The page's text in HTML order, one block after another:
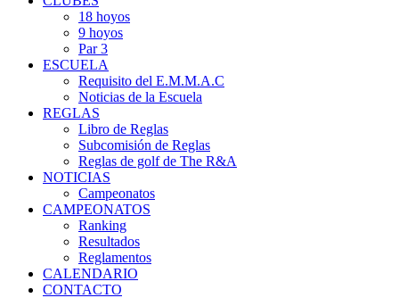
18 hoyos
9 hoyos
Par 3
ESCUELA
Requisito del E.M.M.A.C
Noticias de la Escuela
REGLAS
Libro de Reglas
Subcomisión de Reglas
Reglas de golf de The R&A
NOTICIAS
Campeonatos
CAMPEONATOS
Ranking
Resultados
Reglamentos
CALENDARIO
CONTACTO